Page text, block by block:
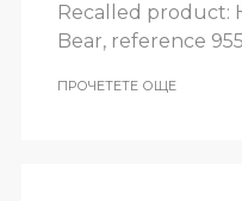
Recalled product:
Bear, reference
ПРОЧЕТЕТЕ ОЩЕ